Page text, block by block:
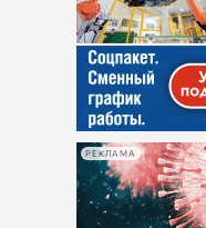
РЕКЛАМА